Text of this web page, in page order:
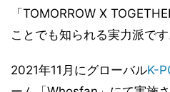
「TOMORROW X
ことでも知られる実力派です
2021年11月にグローバルK-